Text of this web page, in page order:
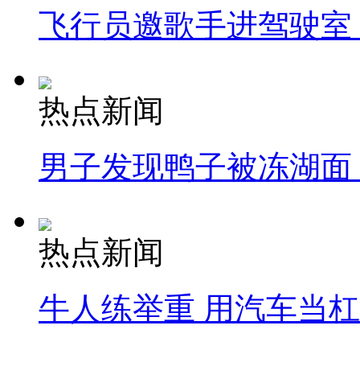
飞行员邀歌手进驾驶
热点新闻
男子发现鸭子被冻湖
热点新闻
牛人练举重 用汽车当